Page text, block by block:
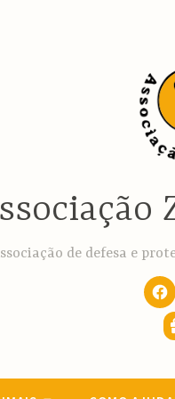
de defesa e